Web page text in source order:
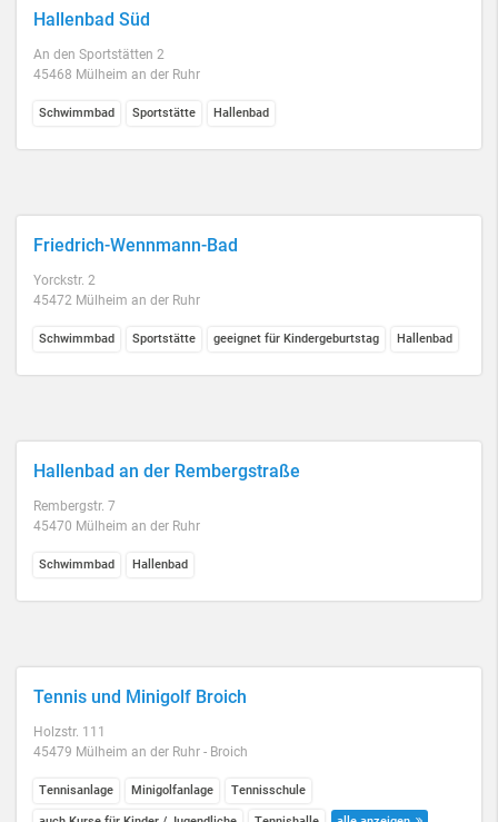
Hallenbad Süd
An den Sportstätten 2
45468 Mülheim an der Ruhr
Schwimmbad Sportstätte Hallenbad
Friedrich-Wennmann-Bad
Yorckstr. 2
45472 Mülheim an der Ruhr
Schwimmbad Sportstätte geeignet für Kindergeburtstag Hallenbad
Hallenbad an der Rembergstraße
Rembergstr. 7
45470 Mülheim an der Ruhr
Schwimmbad Hallenbad
Tennis und Minigolf Broich
Holzstr. 111
45479 Mülheim an der Ruhr - Broich
Tennisanlage Minigolfanlage Tennisschule